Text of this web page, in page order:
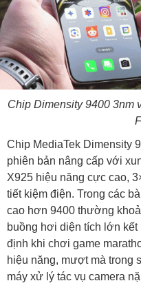
Chip Dimensity 9400 3nm
Chip MediaTek Dimensity
phiên bản nâng cấp với
X925 hiệu năng cực cao,
tiết kiệm điện. Trong các
cao hơn 9400 thường
buồng hơi diện tích lớn
định khi chơi game
hiệu năng, mượt mà trong
máy xử lý tác vụ camera